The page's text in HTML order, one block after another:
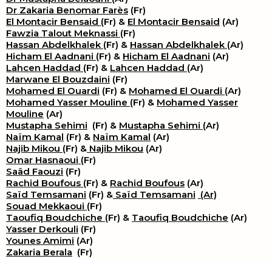
Dr Zakaria Benomar Farès (Fr)
El Montacir Bensaid (Fr) & El Montacir Bensaid (Ar)
Fawzia Talout Meknassi (Fr)
Hassan Abdelkhalek (Fr) & Hassan Abdelkhalek (Ar)
Hicham El Aadnani (Fr) & Hicham El Aadnani (Ar)
Lahcen Haddad (Fr) & Lahcen Haddad (Ar)
Marwane El Bouzdaini (Fr)
Mohamed El Ouardi (Fr) & Mohamed El Ouardi (Ar)
Mohamed Yasser Mouline (Fr) & Mohamed Yasser
Mouline (Ar)
Mustapha Sehimi (Fr) & Mustapha Sehimi (Ar)
Naïm Kamal (Fr) & Naïm Kamal (Ar)
Najib Mikou (Fr) & Najib Mikou (Ar)
Omar Hasnaoui (Fr)
Saâd Faouzi (Fr)
Rachid Boufous (Fr) & Rachid Boufous (Ar)
Saïd Temsamani (Fr) & Saïd Temsamani (Ar)
Souad Mekkaoui (Fr)
Taoufiq Boudchiche (Fr) & Taoufiq Boudchiche (Ar)
Yasser Derkouli (Fr)
Younes Amimi (Ar)
Zakaria Berala (Fr)